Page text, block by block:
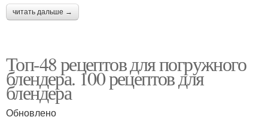
читать дальше →
Топ-48 рецептов для погружного
блендера. 100 рецептов для
блендера
Обновлено